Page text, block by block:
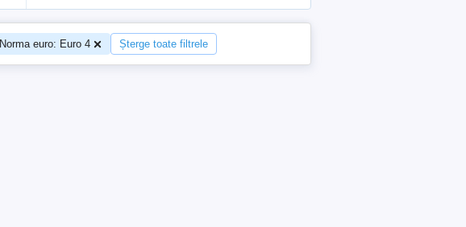
Norma euro: Euro 4 Șterge toate filtrele